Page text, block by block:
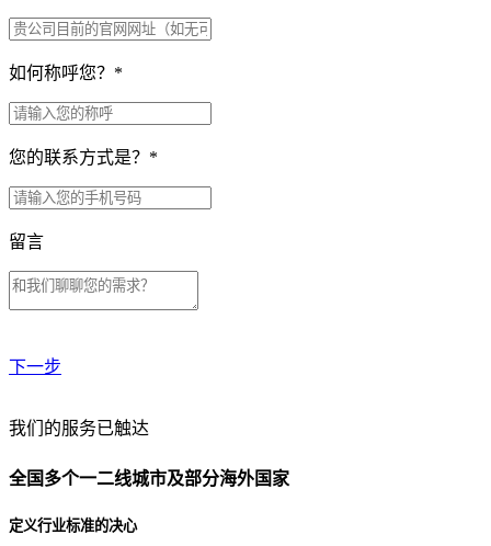
如何称呼您？ *
您的联系方式是？ *
留言
下一步
贵公司预算范围是？
贵公司的团队规模是？
我们的服务已触达
全国多个一二线城市及部分海外国家
定义行业标准的决心